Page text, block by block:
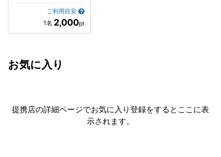
ご利用目安
2,000
お気に入り
提携店の詳細ページでお気に入り登録をすると ここに表
示されます。